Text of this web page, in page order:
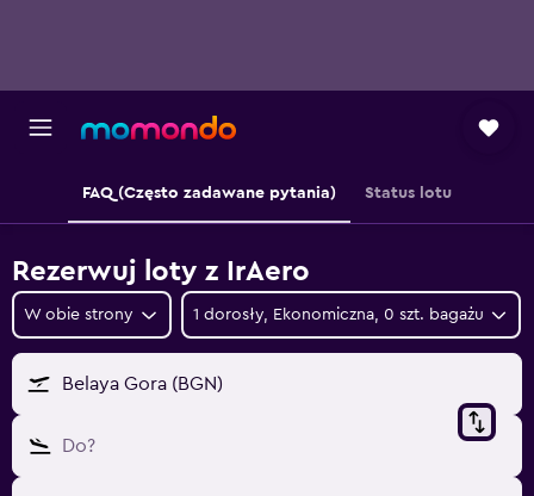
FAQ (Często zadawane pytania) Status lotu
Rezerwuj loty z IrAero
W obie strony 1 dorosły, Ekonomiczna, 0 szt. bagażu
Belaya Gora (BGN)
Do?